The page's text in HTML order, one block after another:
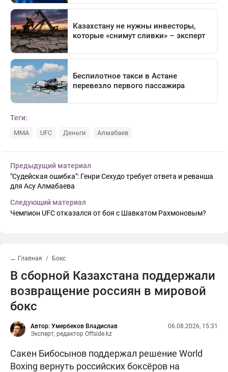
Теги:
MMA UFC Деньги Алмабаев
Предыдущий материал
"Судейская ошибка": Генри Сехудо требует ответа и реванша
для Асу Алмабаева
Следующий материал
Чемпион UFC отказался от боя с Шавкатом Рахмоновым?
← Главная Бокс
В сборной Казахстана поддержали
возвращение россиян в мировой
бокс
Автор: Умербеков Владислав
Эксперт, редактор Offside.kz
06.08.2026, 15:31
Сакен Бибосынов поддержал решение World
Boxing вернуть российских боксёров на